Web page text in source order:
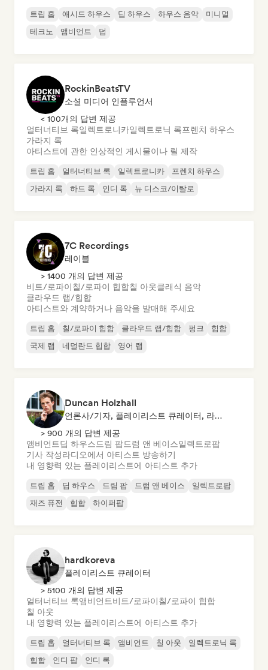
트립 홉 애시드 하우스 딥 하우스 하우스 음악
미니멀
테크노
앰비언트 덥
RockinBeatsTV
소셜 미디어 인플루언서
< 100개의 답변 제공
얼터너티브 록일렉트로니카일렉트로닉 록프렌치 하우스
가라지 록
아티스트에 관한 인상적인 게시물이나 릴 제작
트립 홉 얼터너티브 록 일렉트로니카
프렌치 하우스
가라지 록
하드 록 인디 록 뉴 디스코/이탈로
7C Recordings
레이블
> 1400 개의 답변 제공
비트/로파이칠/로파이 힙합칠 아웃클래식 음악
클라우드 랩/힙합
아티스트와 계약하거나 음악을 발매해 주세요
트립 홉 칠/로파이 힙합 클라우드 랩/힙합 펑크
힙합
국제 랩
네덜란드 힙합 영어 랩
Duncan Holzhall
언론사/기자, 플레이리스트 큐레이터, 라디오 방송국
> 900 개의 답변 제공
앰비언트딥 하우스드림 팝드럼 앤 베이스일렉트로팝
기사 작성라디오에서 아티스트 방송하기
내 영향력 있는 플레이리스트에 아티스트 추가
트립 홉 딥 하우스 드림 팝 드럼 앤 베이스
일렉트로팝
재즈 퓨전
힙합 하이퍼팝
hardkoreva
플레이리스트 큐레이터
> 5100 개의 답변 제공
얼터너티브 록앰비언트비트/로파이칠/로파이 힙합
칠 아웃
내 영향력 있는 플레이리스트에 아티스트 추가
트립 홉 얼터너티브 록 앰비언트 칠 아웃
일렉트로닉 록
힙합
인디 팝 인디 록